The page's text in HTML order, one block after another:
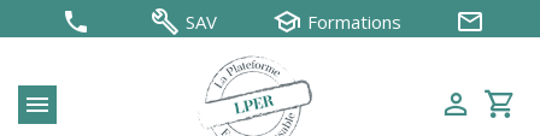
SAV Formations